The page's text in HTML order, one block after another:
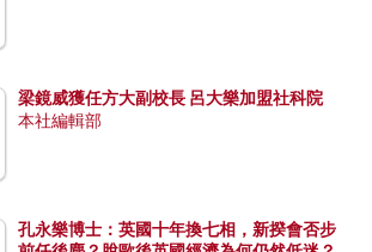
梁鏡威獲任方大副校長 呂大樂加盟社科院
本社編輯部
孔永樂博士：英國十年換七相，新揆會否步